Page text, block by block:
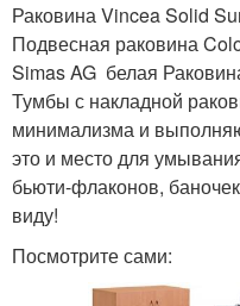
Раковина Vincea Solid
Подвесная раковина
Simas AG белая
Тумбы с накладной
минимализма и
это и место для
бьюти-флаконов,
виду!
Посмотрите сами: